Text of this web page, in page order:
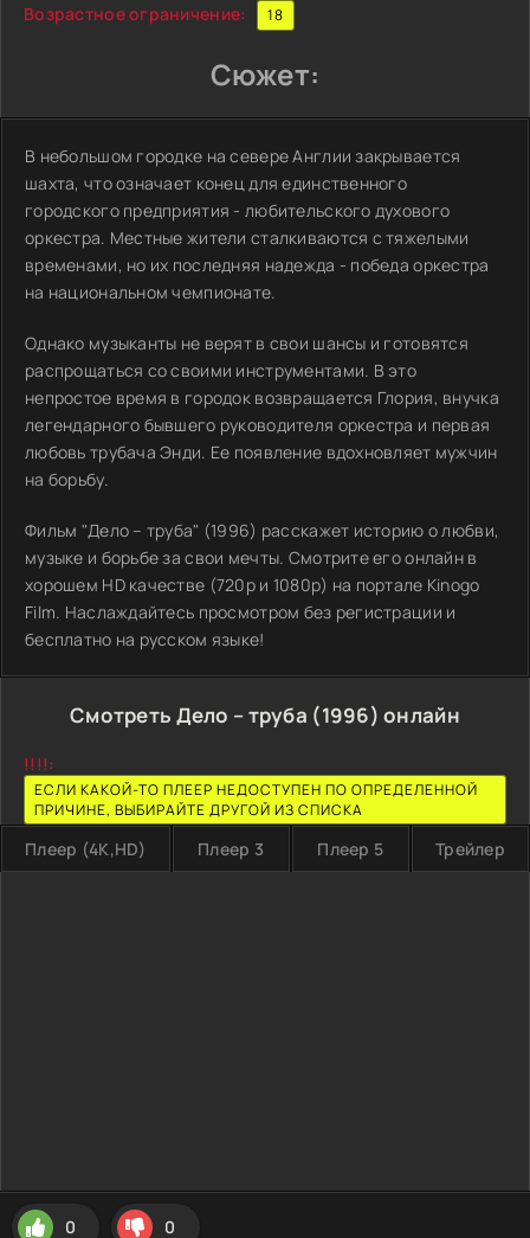
Возрастное ограничение: 18
Сюжет:
В небольшом городке на севере Англии закрывается
шахта, что означает конец для единственного
городского предприятия - любительского духового
оркестра. Местные жители сталкиваются с тяжелыми
временами, но их последняя надежда - победа оркестра
на национальном чемпионате.
Однако музыканты не верят в свои шансы и готовятся
распрощаться со своими инструментами. В это
непростое время в городок возвращается Глория, внучка
легендарного бывшего руководителя оркестра и первая
любовь трубача Энди. Ее появление вдохновляет мужчин
на борьбу.
Фильм "Дело – труба" (1996) расскажет историю о любви,
музыке и борьбе за свои мечты. Смотрите его онлайн в
хорошем HD качестве (720p и 1080p) на портале Kinogo
Film. Наслаждайтесь просмотром без регистрации и
бесплатно на русском языке!
Смотреть Дело – труба (1996) онлайн
!!!!:
ЕСЛИ КАКОЙ-ТО ПЛЕЕР НЕДОСТУПЕН ПО ОПРЕДЕЛЕННОЙ
ПРИЧИНЕ, ВЫБИРАЙТЕ ДРУГОЙ ИЗ СПИСКА
Плеер (4K,HD) Плеер 3 Плеер 5 Трейлер
0 0